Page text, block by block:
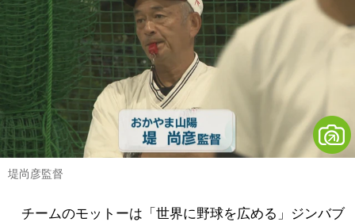
堤尚彦監督
チームのモットーは「世界に野球を広める」ジンバブ